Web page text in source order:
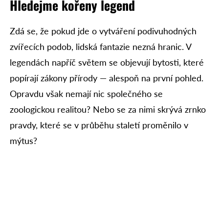
Hledejme kořeny legend
Zdá se, že pokud jde o vytváření podivuhodných
zvířecích podob, lidská fantazie nezná hranic. V
legendách napříč světem se objevují bytosti, které
popírají zákony přírody — alespoň na první pohled.
Opravdu však nemají nic společného se
zoologickou realitou? Nebo se za nimi skrývá zrnko
pravdy, které se v průběhu staletí proměnilo v
mýtus?